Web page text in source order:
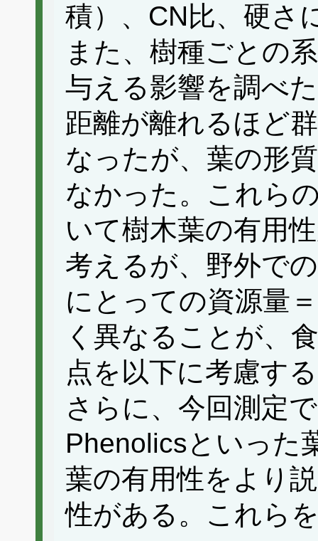
積）、CN比、硬さ
また、樹種ごとの
与える影響を調べ
距離が離れるほど
なったが、葉の形
なかった。これら
いて樹木葉の有用
考えるが、野外で
にとっての資源量
く異なることが、
点を以下に考慮す
さらに、今回測定
Phenolicsといった
葉の有用性をより
性がある。これら